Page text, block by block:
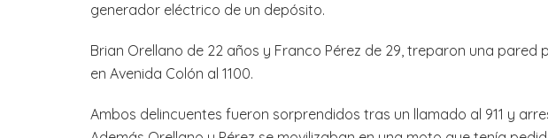
generador eléctrico de un depósito.
Brian Orellano de 22 años y Franco Pérez de 29, treparon una
en Avenida Colón al 1100.
Ambos delincuentes fueron sorprendidos tras un llamado al 911 y